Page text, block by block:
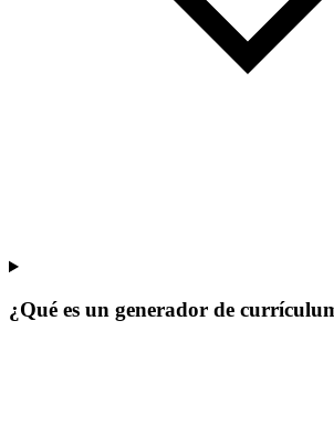
¿Qué es un generador de